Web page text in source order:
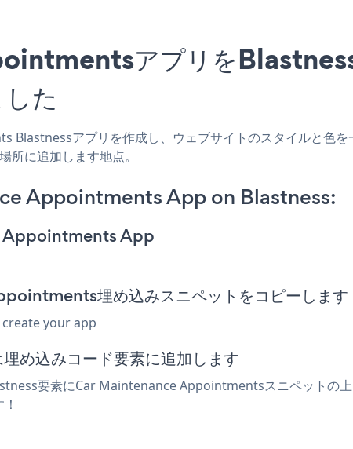
アプリをBlastness
た
Blastnessアプリを作成し、ウェブサイトのスタイルと色
所に追加します地点。
Appointments App on Blastness:
Appointments App
埋め込みスニペットをコピーします
your app
め込みコード要素に追加します
要素にCar Maintenance Appointmentsスニペットの